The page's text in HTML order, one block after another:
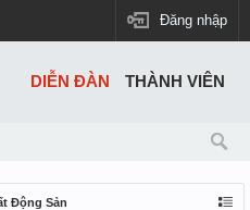
Đăng nhập
Động Sản
DIỄN ĐÀN THÀNH VIÊN